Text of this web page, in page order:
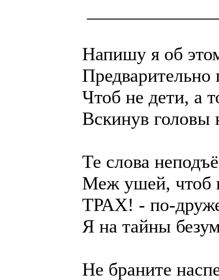
Напишу я об
Предварительно
Чтоб не дети, а
Вскинув головы
Те слова
Меж ушей, чтоб
ТРАХ! - по-
Я на тайны
Не браните